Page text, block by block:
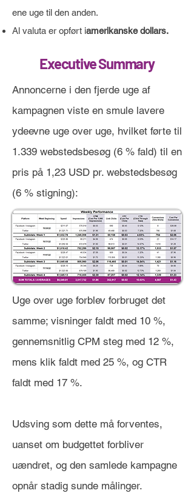
ene uge til den anden.
Al valuta er opført iamerikanske dollars.
Executive Summary
Annoncerne i den fjerde uge af
kampagnen viste en smule lavere
ydeevne uge over uge, hvilket førte til
1.339 webstedsbesøg (6 % fald) til en
pris på 1,23 USD pr. webstedsbesøg
(6 % stigning):
Uge over uge forblev forbruget det
samme; visninger faldt med 10 %,
gennemsnitlig CPM steg med 12 %,
mens klik faldt med 25 %, og CTR
faldt med 17 %.
Udsving som dette må forventes,
uanset om budgettet forbliver
uændret, og den samlede kampagne
opnår stadig sunde målinger.